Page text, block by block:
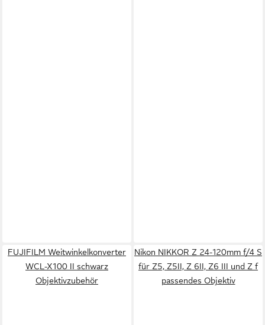
FUJIFILM Weitwinkelkonverter
WCL-X100 II schwarz
Objektivzubehör
Nikon NIKKOR Z 24-120mm f/4 S
für Z5, Z5II, Z 6II, Z6 III und Z f
passendes Objektiv